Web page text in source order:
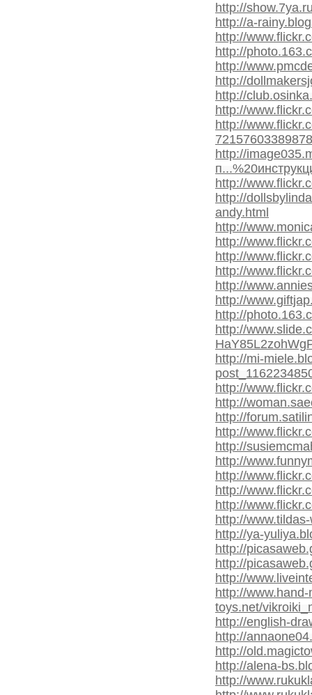
http://
http://a-
http://
http://
http://
http://
http://
http://
http://
http://
http://
http://
andy.html
http://
http://
http://
http://
http://
http://
http://
http://
http://mi-
http://
http://
http://
http://
http://
http://
http://
http://
http://
http://
http://ya-
http://
http://
http://
http://
toys.net/
http://english-
http://
http://
http://alena-
http://